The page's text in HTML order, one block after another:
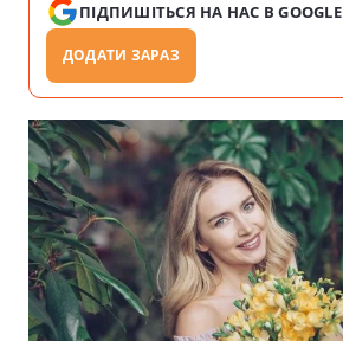
ПІДПИШІТЬСЯ НА НАС В GOOGLE
ДОДАТИ ЗАРАЗ